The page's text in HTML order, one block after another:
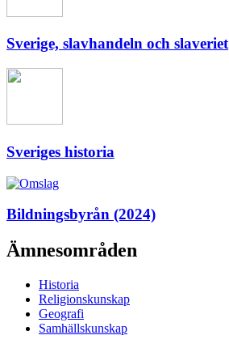
Sverige, slavhandeln och slaveriet
Sveriges historia
Bildningsbyrån (2024)
Ämnesområden
Historia
Religionskunskap
Geografi
Samhällskunskap